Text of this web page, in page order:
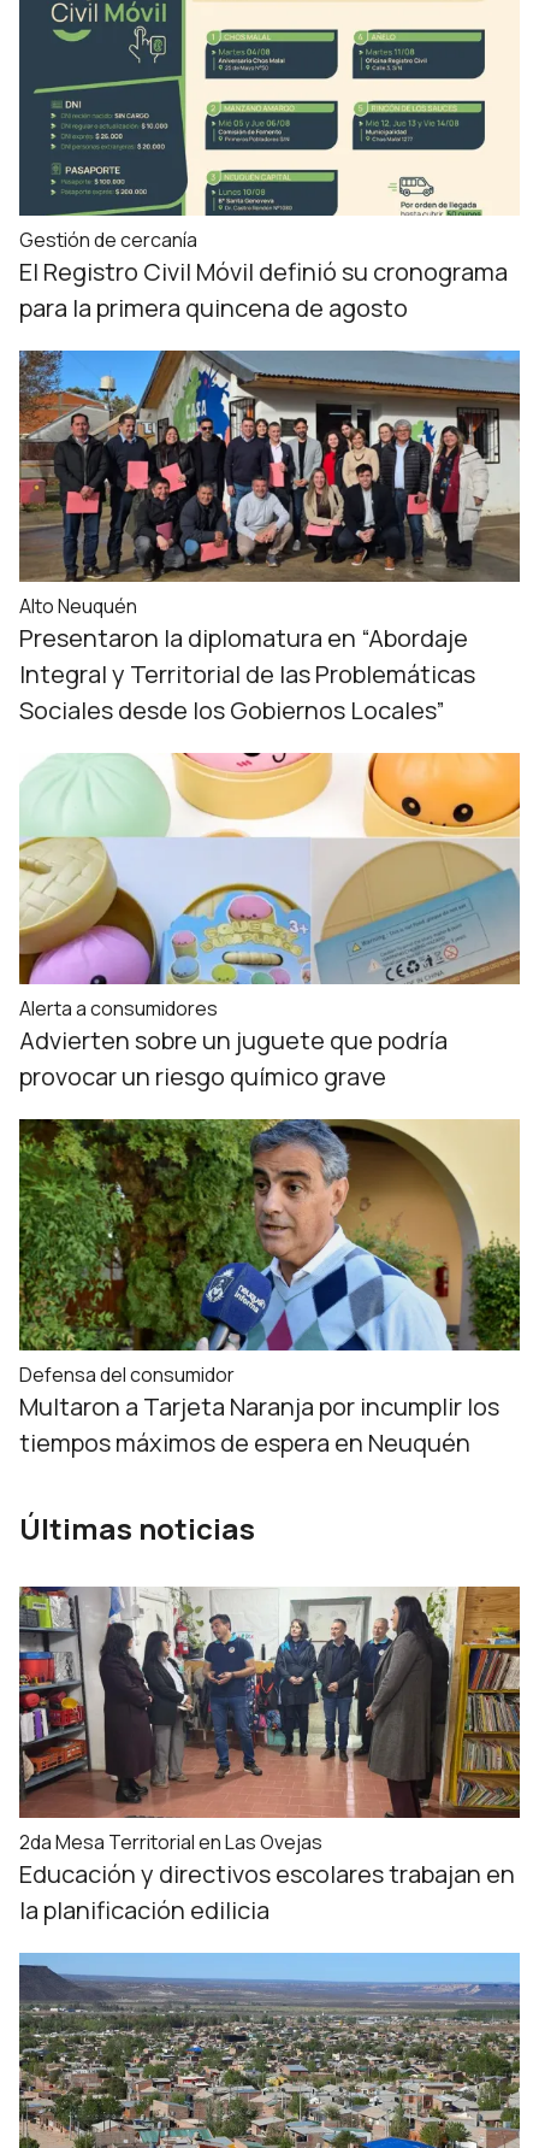
Gestión de cercanía
El Registro Civil Móvil definió su cronograma
para la primera quincena de agosto
Alto Neuquén
Presentaron la diplomatura en “Abordaje
Integral y Territorial de las Problemáticas
Sociales desde los Gobiernos Locales”
Alerta a consumidores
Advierten sobre un juguete que podría
provocar un riesgo químico grave
Defensa del consumidor
Multaron a Tarjeta Naranja por incumplir los
tiempos máximos de espera en Neuquén
Últimas noticias
2da Mesa Territorial en Las Ovejas
Educación y directivos escolares trabajan en
la planificación edilicia